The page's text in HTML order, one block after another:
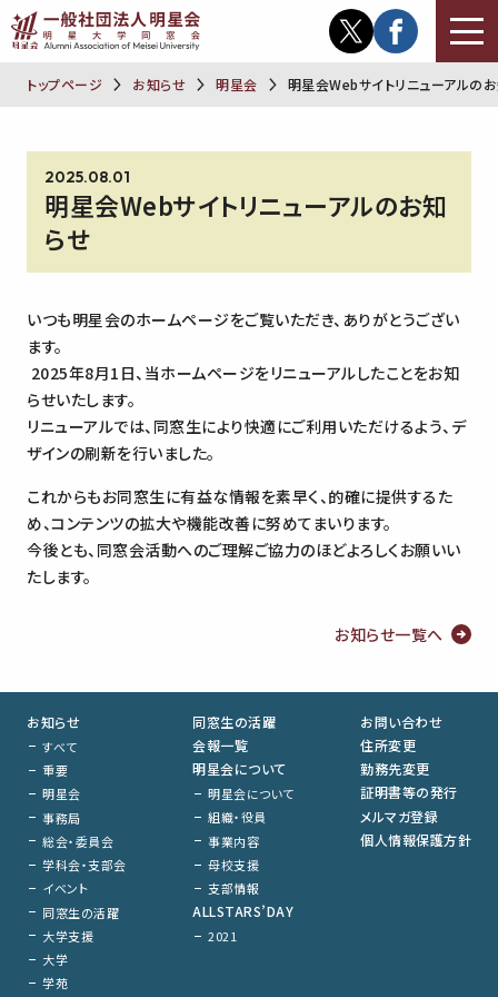
トップページ お知らせ 明星会 明星会Webサイトリニューアルの
2025.08.01
明星会Webサイトリニューアルのお知
らせ
いつも明星会のホームページをご覧いただき、ありがとうござい
ます。
2025年8月1日、当ホームページをリニューアルしたことをお知
らせいたします。
リニューアルでは、同窓生により快適にご利用いただけるよう、デ
ザインの刷新を行いました。
これからもお同窓生に有益な情報を素早く、的確に提供するた
め、コンテンツの拡大や機能改善に努めてまいります。
今後とも、同窓会活動へのご理解ご協力のほどよろしくお願いい
たします。
お知らせ一覧へ
お知らせ
すべて
重要
明星会
事務局
総会・委員会
学科会・支部会
イベント
同窓生の活躍
大学支援
大学
学苑
同窓生の活躍
会報一覧
明星会について
明星会について
組織・役員
事業内容
母校支援
支部情報
ALLSTARS’DAY
2021
お問い合わせ
住所変更
勤務先変更
証明書等の発行
メルマガ登録
個人情報保護方針